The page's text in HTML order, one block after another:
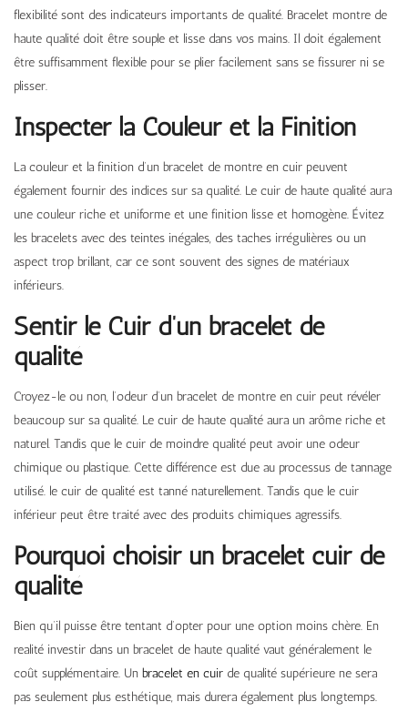
flexibilité sont des indicateurs importants de qualité. Bracelet montre de
haute qualité doit être souple et lisse dans vos mains. Il doit également
être suffisamment flexible pour se plier facilement sans se fissurer ni se
plisser.
Inspecter la Couleur et la Finition
La couleur et la finition d’un bracelet de montre en cuir peuvent
également fournir des indices sur sa qualité. Le cuir de haute qualité aura
une couleur riche et uniforme et une finition lisse et homogène. Évitez
les bracelets avec des teintes inégales, des taches irrégulières ou un
aspect trop brillant, car ce sont souvent des signes de matériaux
inférieurs.
Sentir le Cuir d’un bracelet de
qualité
Croyez-le ou non, l’odeur d’un bracelet de montre en cuir peut révéler
beaucoup sur sa qualité. Le cuir de haute qualité aura un arôme riche et
naturel. Tandis que le cuir de moindre qualité peut avoir une odeur
chimique ou plastique. Cette différence est due au processus de tannage
utilisé. le cuir de qualité est tanné naturellement. Tandis que le cuir
inférieur peut être traité avec des produits chimiques agressifs.
Pourquoi choisir un bracelet cuir de
qualité
Bien qu’il puisse être tentant d’opter pour une option moins chère. En
realité investir dans un bracelet de haute qualité vaut généralement le
coût supplémentaire. Un bracelet en cuir de qualité supérieure ne sera
pas seulement plus esthétique, mais durera également plus longtemps.